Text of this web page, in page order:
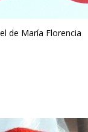
Florencia